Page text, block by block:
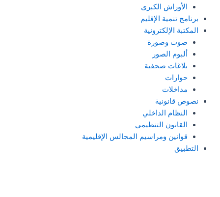
الأوراش الكبرى
برنامج تنمية الإقليم
المكتبة الإلكترونية
صوت وصورة
ألبوم الصور
بلاغات صحفية
حوارات
مداخلات
نصوص قانونية
النظام الداخلي
القانون التنظيمي
قوانين ومراسيم المجالس الإقليمية
التطبيق